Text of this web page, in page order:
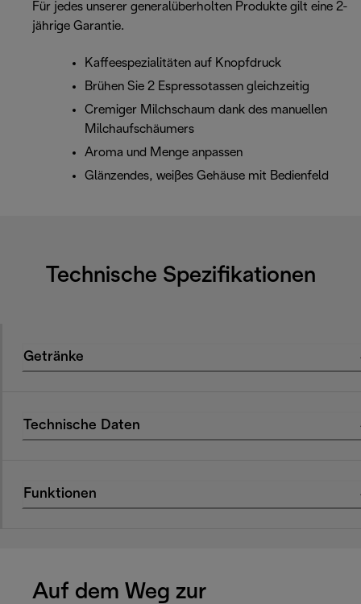
Für jedes unserer generalüberholten Produkte gilt eine 2-
jährige Garantie.
Kaffeespezialitäten auf Knopfdruck
Brühen Sie 2 Espressotassen gleichzeitig
Cremiger Milchschaum dank des manuellen
Milchaufschäumers
Aroma und Menge anpassen
Glänzendes, weißes Gehäuse mit Bedienfeld
Technische Spezifikationen
Getränke
Technische Daten
Funktionen
Auf dem Weg zur